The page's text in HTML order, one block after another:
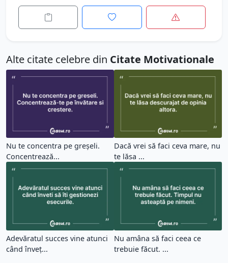
Alte citate celebre din Citate Motivationale
Nu te concentra pe greșeli.
Concentrează...
Dacă vrei să faci ceva mare, nu
te lăsa ...
Adevăratul succes vine atunci
când înveț...
Nu amâna să faci ceea ce
trebuie făcut. ...